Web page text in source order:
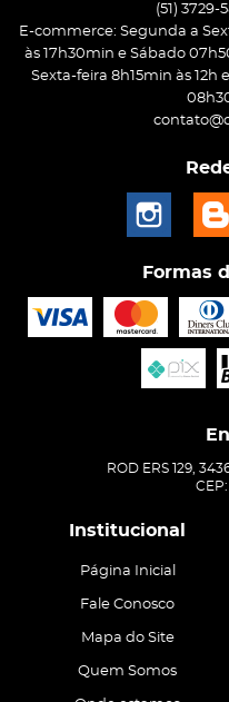
(51) 3729-
E-commerce: Segunda a
às 17h30min e Sábado
Sexta-feira 8h15min às 12h
Formas
ROD ERS 129,
Institucional
Página Inicial
Fale Conosco
Mapa do Site
Quem Somos